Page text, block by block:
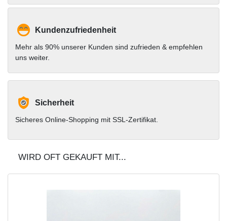
Kundenzufriedenheit
Mehr als 90% unserer Kunden sind zufrieden & empfehlen
uns weiter.
Sicherheit
Sicheres Online-Shopping mit SSL-Zertifikat.
WIRD OFT GEKAUFT MIT...